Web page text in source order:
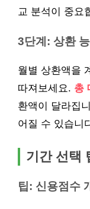
교 분석이 중요
3단계: 상환
월별 상환액을
따져보세요. 총
환액이 달라집
어질 수 있습니
기간 선택
팁: 신용점수